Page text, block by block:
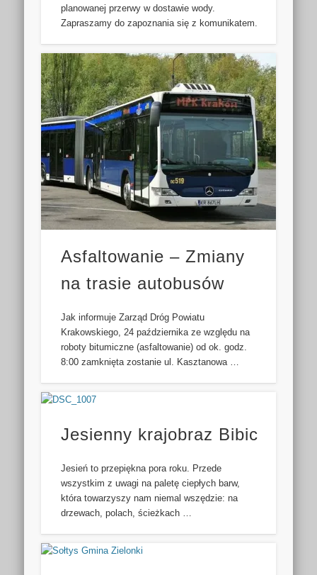
planowanej przerwy w dostawie wody.
Zapraszamy do zapoznania się z komunikatem.
Asfaltowanie – Zmiany
na trasie autobusów
Jak informuje Zarząd Dróg Powiatu
Krakowskiego, 24 października ze względu na
roboty bitumiczne (asfaltowanie) od ok. godz.
8:00 zamknięta zostanie ul. Kasztanowa …
Jesienny krajobraz Bibic
Jesień to przepiękna pora roku. Przede
wszystkim z uwagi na paletę ciepłych barw,
która towarzyszy nam niemal wszędzie: na
drzewach, polach, ścieżkach …